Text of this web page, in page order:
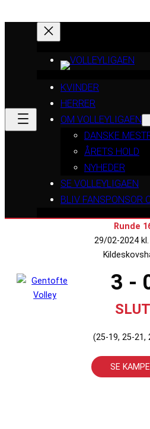
KVINDER
HERRER
OM VOLLEYLIGAEN
DANSKE
ÅRETS HOLD
NYHEDER
SE VOLLEYLIGAEN
BLIV FANSPONSOR
Runde
29/02-2024 kl.
3 -
SLUT
(25-19, 25-21,
SE